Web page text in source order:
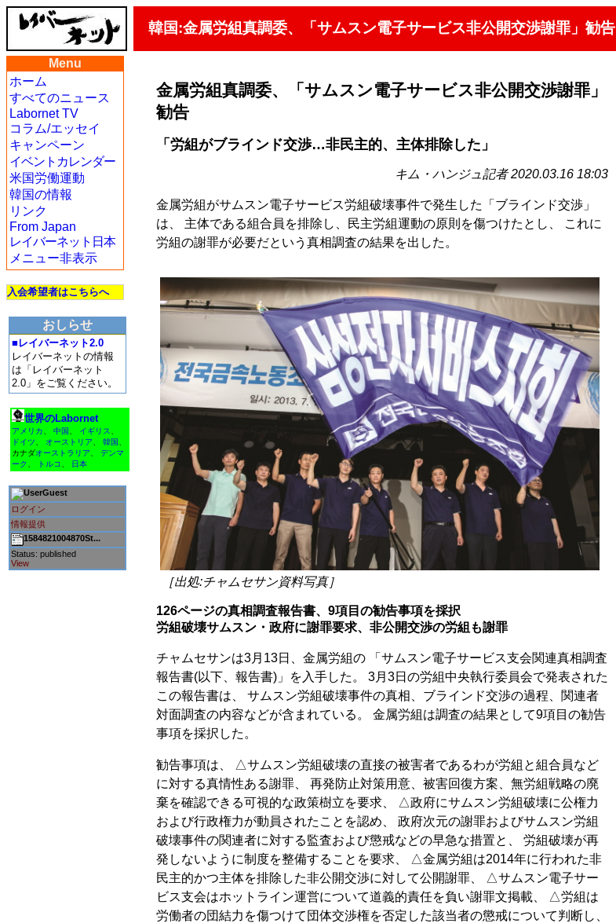
韓国:金属労組真調委、「サムスン電子サービス非公開交渉謝罪」勧告
Menu
ホーム
すべてのニュース
Labornet TV
コラム/エッセイ
キャンペーン
イベントカレンダー
米国労働運動
韓国の情報
リンク
From Japan
レイバーネット日本
メニュー非表示
入会希望者はこちらへ
おしらせ
■レイバーネット2.0
レイバーネットの情報
は「レイバーネット
2.0」をご覧ください。
世界のLabornet
アメリカ 中国 イギリス
ドイツ
オーストリア 韓国
カナダオーストラリア
デンマ
ーク
トルコ 日本
Guest
ログイン
情報提供
1584821004870St...
Status: published
View
金属労組真調委、「サムスン電子サービス非公開交渉謝罪」
勧告
「労組がブラインド交渉…非民主的、主体排除した」
キム・ハンジュ記者 2020.03.16 18:03
金属労組がサムスン電子サービス労組破壊事件で発生した「ブラインド交渉」
は、 主体である組合員を排除し、民主労組運動の原則を傷つけたとし、 これに
労組の謝罪が必要だという真相調査の結果を出した。
［出処:チャムセサン資料写真］
126ページの真相調査報告書、9項目の勧告事項を採択
労組破壊サムスン・政府に謝罪要求、非公開交渉の労組も謝罪
チャムセサンは3月13日、金属労組の 「サムスン電子サービス支会関連真相調査
報告書(以下、報告書)」を入手した。 3月3日の労組中央執行委員会で発表された
この報告書は、 サムスン労組破壊事件の真相、ブラインド交渉の過程、関連者
対面調査の内容などが含まれている。 金属労組は調査の結果として9項目の勧告
事項を採択した。
勧告事項は、 △サムスン労組破壊の直接の被害者であるわが労組と組合員など
に対する真情性ある謝罪、 再発防止対策用意、被害回復方案、無労組戦略の廃
棄を確認できる可視的な政策樹立を要求、 △政府にサムスン労組破壊に公権力
および行政権力が動員されたことを認め、 政府次元の謝罪およびサムスン労組
破壊事件の関連者に対する監査および懲戒などの早急な措置と、 労組破壊が再
発しないように制度を整備することを要求、 △金属労組は2014年に行われた非
民主的かつ主体を排除した非公開交渉に対して公開謝罪、 △サムスン電子サー
ビス支会はホットライン運営について道義的責任を負い謝罪文掲載、 △労組は
労働者の団結力を傷つけて団体交渉権を否定した該当者の懲戒について判断し、